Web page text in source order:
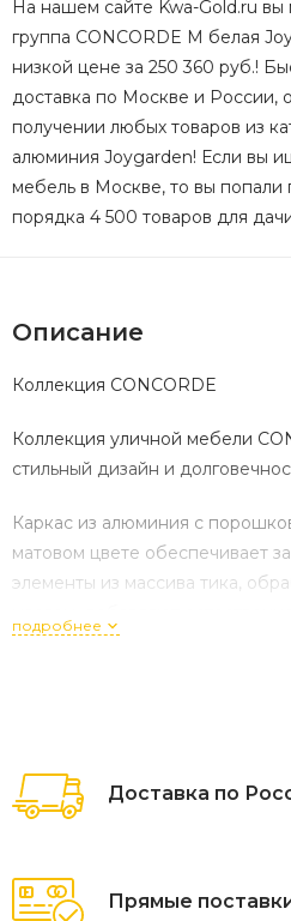
На нашем сайте Kwa-Gold.ru вы
группа CONCORDE M белая
низкой цене за 250 360 руб.!
доставка по Москве и России,
получении любых товаров из
алюминия Joygarden! Если вы
мебель в Москве, то вы попали
порядка 4 500 товаров для
Описание
Коллекция CONCORDE
Коллекция уличной мебели
стильный дизайн и
Каркас из алюминия с
матовом цвете обеспечивает
элементы из массива тика,
вписываясь в любой экстерьер.
подробнее
Доставка по
Прямые